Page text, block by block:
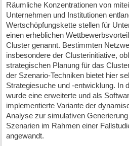
Räumliche Konzentrationen von
Unternehmen und Institutionen
Wertschöpfungskette stellen für
einen erheblichen
Cluster genannt. Bestimmten
insbesondere der Clusterinitiative,
strategischen Planung für das
der Szenario-Techniken bietet hier
Strategiesuche und -entwicklung. In
wurde eine erweiterte und als
implementierte Variante der
Analyse zur simulativen
Szenarien im Rahmen einer
angewandt.